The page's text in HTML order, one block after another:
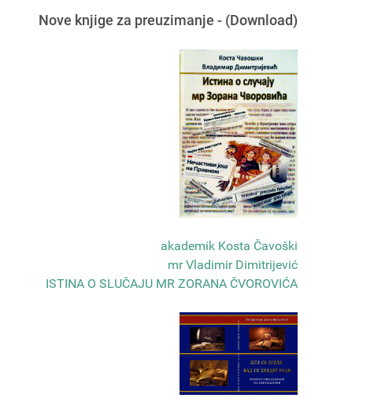
Nove knjige za preuzimanje - (Download)
akademik Kosta Čavoški
mr Vladimir Dimitrijević
ISTINA O SLUČAJU MR ZORANA ČVOROVIĆA